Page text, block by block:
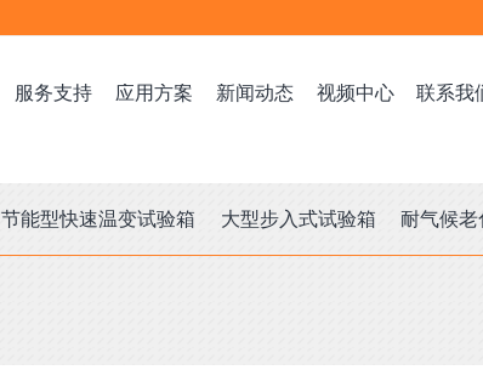
服务支持 应用方案 新闻动态 视频中心 联系我
节能型快速温变试验箱 大型步入式试验箱 耐气候老